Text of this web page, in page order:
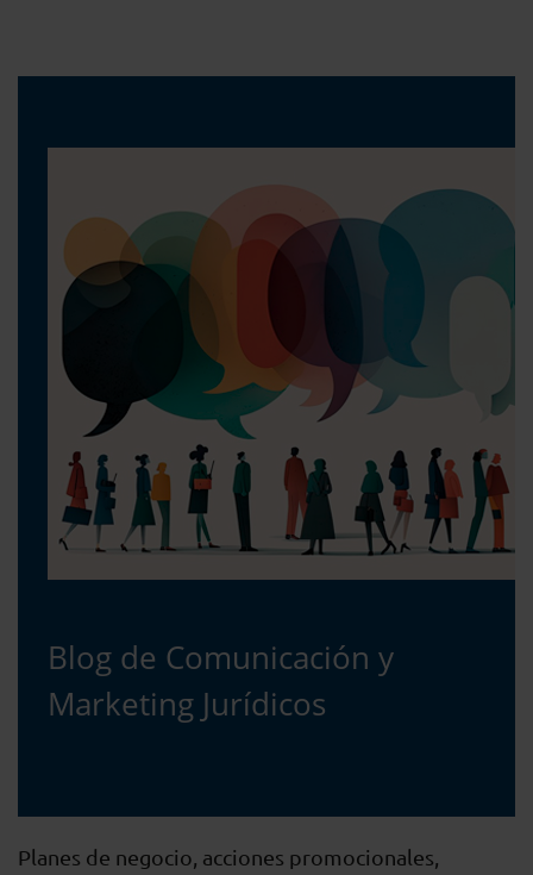
Blog de Comunicación y
Marketing Jurídicos
Planes de negocio, acciones promocionales,